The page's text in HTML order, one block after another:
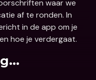
waar we
af te ronden. In
in de app om je
hoe je verdergaat.